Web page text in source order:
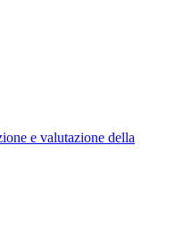
e valutazione della